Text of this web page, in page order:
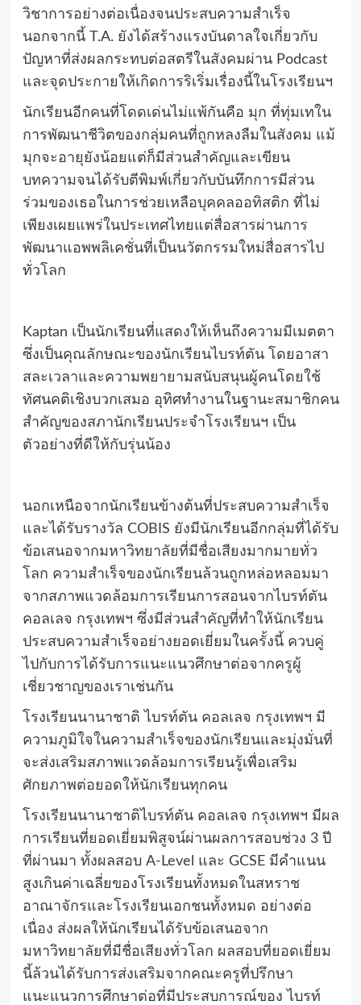
วิชาการอย่างต่อเนื่องจนประสบความสำเร็จ
นอกจากนี้ T.A. ยังได้สร้างแรงบันดาลใจเกี่ยวกับ
ปัญหาที่ส่งผลกระทบต่อสตรีในสังคมผ่าน Podcast
และจุดประกายให้เกิดการริเริ่มเรื่องนี้ในโรงเรียนฯ
นักเรียนอีกคนที่โดดเด่นไม่แพ้กันคือ มุก ที่ทุ่มเทใน
การพัฒนาชีวิตของกลุ่มคนที่ถูกหลงลืมในสังคม แม้
มุกจะอายุยังน้อยแต่ก็มีส่วนสำคัญและเขียน
บทความจนได้รับตีพิมพ์เกี่ยวกับบันทึกการมีส่วน
ร่วมของเธอในการช่วยเหลือบุคคลออทิสติก ที่ไม่
เพียงเผยแพร่ในประเทศไทยแต่สื่อสารผ่านการ
พัฒนาแอพพลิเคชั่นที่เป็นนวัตกรรมใหม่สื่อสารไป
ทั่วโลก
Kaptan เป็นนักเรียนที่แสดงให้เห็นถึงความมีเมตตา
ซึ่งเป็นคุณลักษณะของนักเรียนไบรท์ตัน โดยอาสา
สละเวลาและความพยายามสนับสนุนผู้คนโดยใช้
ทัศนคติเชิงบวกเสมอ อุทิศทำงานในฐานะสมาชิกคน
สำคัญของสภานักเรียนประจำโรงเรียนฯ เป็น
ตัวอย่างที่ดีให้กับรุ่นน้อง
นอกเหนือจากนักเรียนข้างต้นที่ประสบความสำเร็จ
และได้รับรางวัล COBIS ยังมีนักเรียนอีกกลุ่มที่ได้รับ
ข้อเสนอจากมหาวิทยาลัยที่มีชื่อเสียงมากมายทั่ว
โลก ความสำเร็จของนักเรียนล้วนถูกหล่อหลอมมา
จากสภาพแวดล้อมการเรียนการสอนจากไบรท์ตัน
คอลเลจ กรุงเทพฯ ซึ่งมีส่วนสำคัญที่ทำให้นักเรียน
ประสบความสำเร็จอย่างยอดเยี่ยมในครั้งนี้ ควบคู่
ไปกับการได้รับการแนะแนวศึกษาต่อจากครูผู้
เชี่ยวชาญของเราเช่นกัน
โรงเรียนนานาชาติ ไบรท์ตัน คอลเลจ กรุงเทพฯ มี
ความภูมิใจในความสำเร็จของนักเรียนและมุ่งมั่นที่
จะส่งเสริมสภาพแวดล้อมการเรียนรู้เพื่อเสริม
ศักยภาพต่อยอดให้นักเรียนทุกคน
โรงเรียนนานาชาติไบรท์ตัน คอลเลจ กรุงเทพฯ มีผล
การเรียนที่ยอดเยี่ยมพิสูจน์ผ่านผลการสอบช่วง 3 ปี
ที่ผ่านมา ทั้งผลสอบ A-Level และ GCSE มีคำแนน
สูงเกินค่าเฉลี่ยของโรงเรียนทั้งหมดในสหราช
อาณาจักรและโรงเรียนเอกชนทั้งหมด อย่างต่อ
เนื่อง ส่งผลให้นักเรียนได้รับข้อเสนอจาก
มหาวิทยาลัยที่มีชื่อเสียงทั่วโลก ผลสอบที่ยอดเยี่ยม
นี้ล้วนได้รับการส่งเสริมจากคณะครูที่ปรึกษา
แนะแนวการศึกษาต่อที่มีประสบการณ์ของ ไบรท์